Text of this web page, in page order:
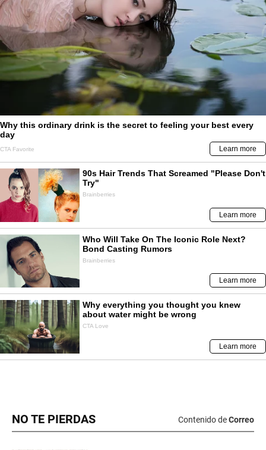
NO TE PIERDAS Contenido deCorreo